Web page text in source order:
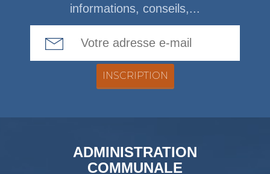
informations, conseils,...
ADMINISTRATION
COMMUNALE